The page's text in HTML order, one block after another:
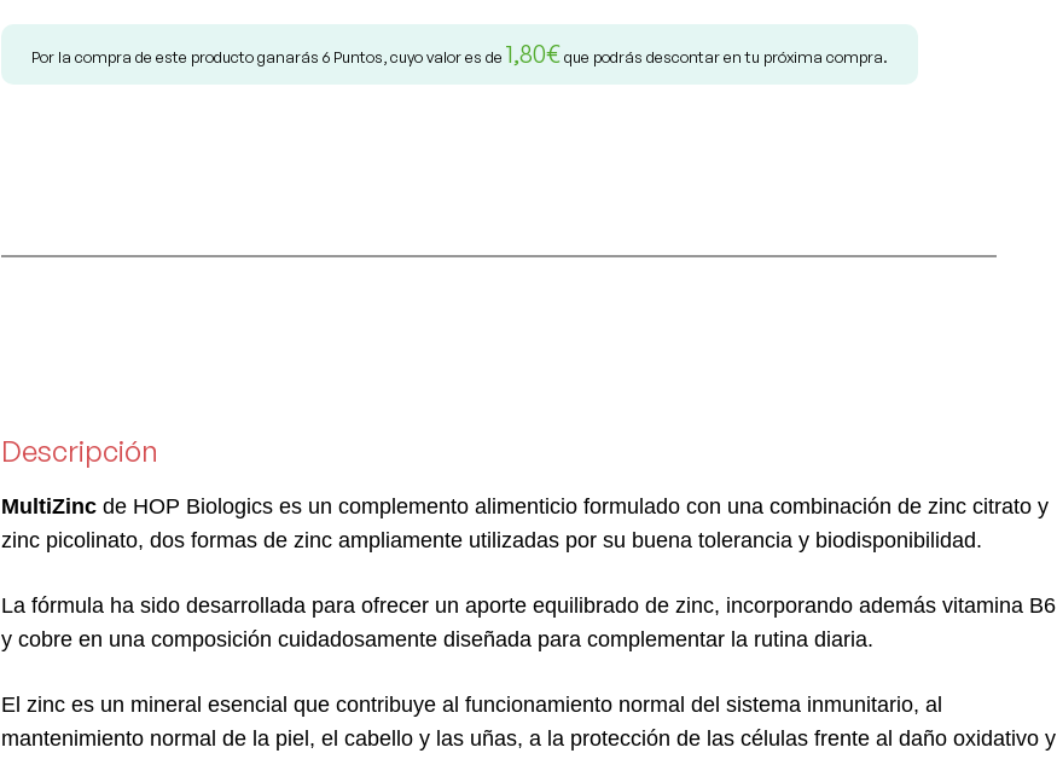
Por la compra de este producto ganarás6 Puntos, cuyo valor es de 1,80€que podrás descontar en tu próxima compra.
Descripción
MultiZinc de HOP Biologics es un complemento alimenticio formulado con una combinación de zinc citrato y
zinc picolinato, dos formas de zinc ampliamente utilizadas por su buena tolerancia y biodisponibilidad.
La fórmula ha sido desarrollada para ofrecer un aporte equilibrado de zinc, incorporando además vitamina B6
y cobre en una composición cuidadosamente diseñada para complementar la rutina diaria.
El zinc es un mineral esencial que contribuye al funcionamiento normal del sistema inmunitario, al
mantenimiento normal de la piel, el cabello y las uñas, a la protección de las células frente al daño oxidativo y